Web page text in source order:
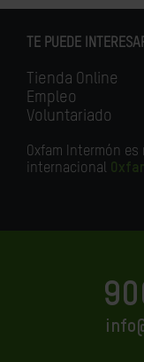
TE PUEDE
Tienda Online
Empleo
Voluntariado
Oxfam Intermón
internacional